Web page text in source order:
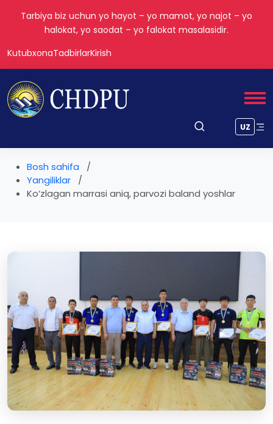
Tarbiya biz uchun yo hayot – yo mamot, yo najot – yo
halokat, yo saodat – yo falokat masalasidir.
KutubxonaTadbirlarKirish
UZ
Bosh sahifa
Yangiliklar
Ko‘zlagan marrasi aniq, parvozi baland yoshlar